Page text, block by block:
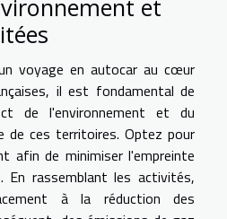
et
voyage en autocar au cœur
il est fondamental de
de l'environnement et du
de ces territoires. Optez pour
afin de minimiser l'empreinte
En rassemblant les activités,
à la réduction des